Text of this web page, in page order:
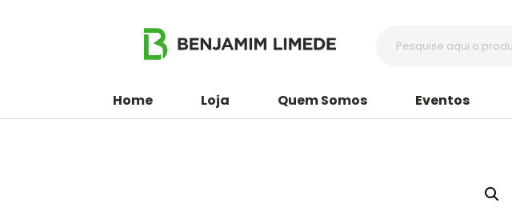
Home Loja Quem Somos Eventos